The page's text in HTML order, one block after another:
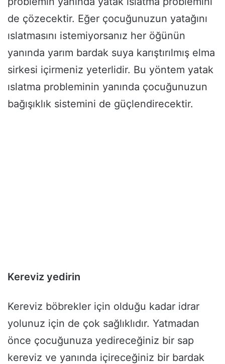
de çözecektir. Eğer çocuğunuzun yatağını
ıslatmasını istemiyorsanız her öğünün
yanında yarım bardak suya karıştırılmış elma
sirkesi içirmeniz yeterlidir. Bu yöntem yatak
ıslatma probleminin yanında çocuğunuzun
bağışıklık sistemini de güçlendirecektir.
Kereviz yedirin
Kereviz böbrekler için olduğu kadar idrar
yolunuz için de çok sağlıklıdır. Yatmadan
önce çocuğunuza yedireceğiniz bir sap
kereviz ve yanında içireceğiniz bir bardak